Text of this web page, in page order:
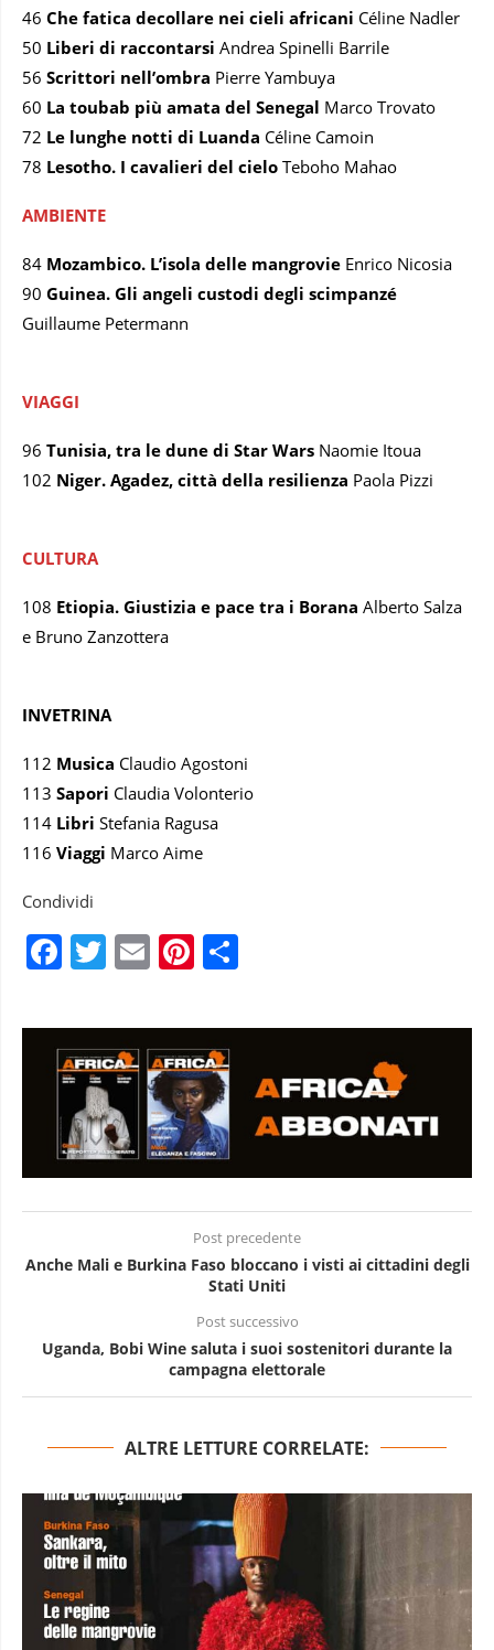
46 Che fatica decollare nei cieli africani Céline Nadler
50 Liberi di raccontarsi Andrea Spinelli Barrile
56 Scrittori nell’ombra Pierre Yambuya
60 La toubab più amata del Senegal Marco Trovato
72 Le lunghe notti di Luanda Céline Camoin
78 Lesotho. I cavalieri del cielo Teboho Mahao
AMBIENTE
84 Mozambico. L’isola delle mangrovie Enrico Nicosia
90 Guinea. Gli angeli custodi degli scimpanzé
Guillaume Petermann
VIAGGI
96 Tunisia, tra le dune di Star Wars Naomie Itoua
102 Niger. Agadez, città della resilienza Paola Pizzi
CULTURA
108 Etiopia. Giustizia e pace tra i Borana Alberto Salza
e Bruno Zanzottera
INVETRINA
112 Musica Claudio Agostoni
113 Sapori Claudia Volonterio
114 Libri Stefania Ragusa
116 Viaggi Marco Aime
Condividi
Facebook
Twitter
EmailPinterest
Post precedente
Anche Mali e Burkina Faso bloccano i visti ai cittadini degli
Stati Uniti
Post successivo
Uganda, Bobi Wine saluta i suoi sostenitori durante la
campagna elettorale
ALTRE LETTURE CORRELATE: